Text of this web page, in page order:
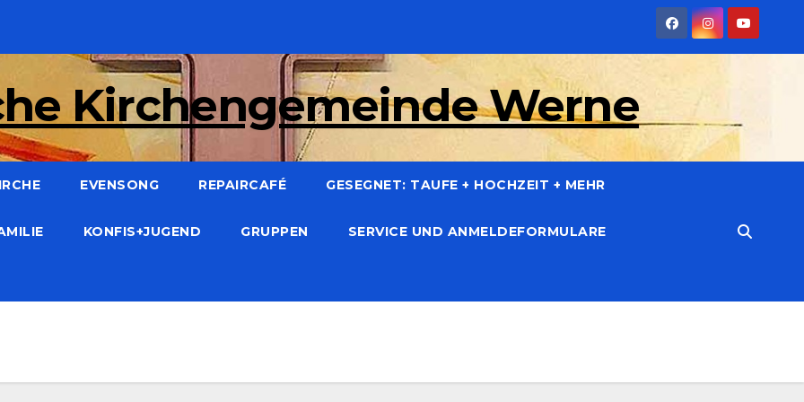
Kirchengemeinde Werne
EVENSONG REPAIRCAFÉ GESEGNET: TAUFE + HOCHZEIT + MEHR
KONFIS+JUGEND GRUPPEN SERVICE UND ANMELDEFORMULARE